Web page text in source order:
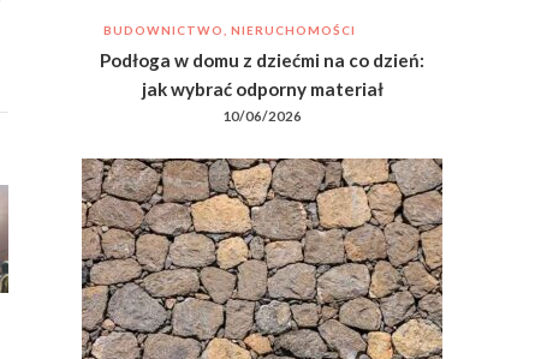
BUDOWNICTWO, NIERUCHOMOŚCI
Podłoga w domu z dziećmi na co dzień:
jak wybrać odporny materiał
10/06/2026